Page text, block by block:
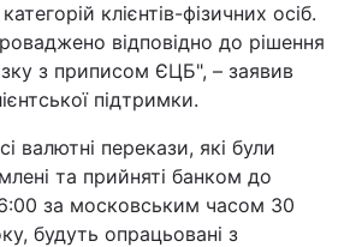
клієнтів-фізичних осіб.
відповідно до рішення
з приписом ЄЦБ", – заявив
підтримки.
валютні перекази, які були
та прийняті банком до
за московським часом 30
будуть опрацьовані з